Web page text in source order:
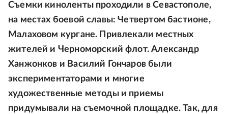
Съемки киноленты проходили в Севастополе,
на местах боевой славы: Четвертом бастионе,
Малаховом кургане. Привлекали местных
жителей и Черноморский флот. Александр
Ханжонков и Василий Гончаров были
экспериментаторами и многие
художественные методы и приемы
придумывали на съемочной площадке. Так, для